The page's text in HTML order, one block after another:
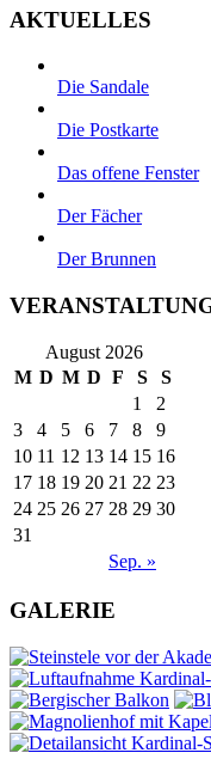
AKTUELLES
Die Sandale
Die Postkarte
Das offene Fenster
Der Fächer
Der Brunnen
August 2026
M D M D F S S
Sep. »
1
2
3
4 5 6 7 8
9
10 11 12 13 14 15 16
17 18 19 20 21 22 23
24 25 26 27 28 29 30
31
GALERIE